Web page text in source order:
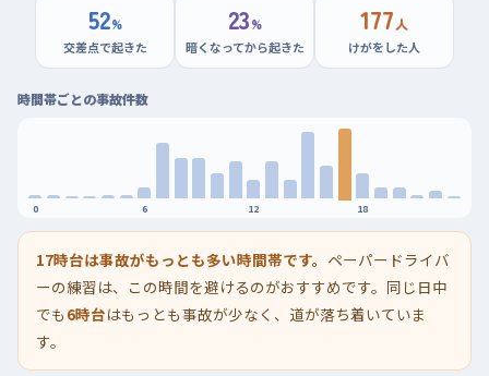
52%
交差点で起きた
23%
暗くなってから起きた
177人
けがをした人
時間帯ごとの事故件数
0 6 12 18
17時台は事故がもっとも多い時間帯です。 ペーパードライバ
ーの練習は、この時間を避けるのがおすすめです。同じ日中
でも 6時台はもっとも事故が少なく、道が落ち着いていま
す。